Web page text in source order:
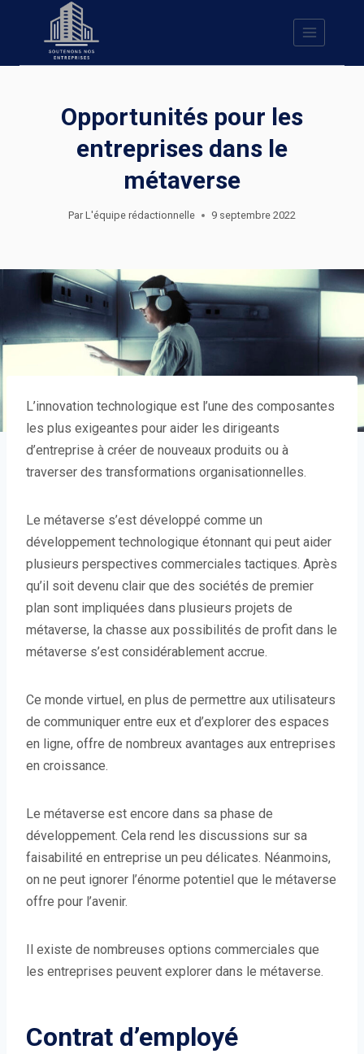
Opportunités pour les
entreprises dans le
métaverse
Par L'équipe rédactionnelle 9 septembre 2022
L’innovation technologique est l’une des composantes
les plus exigeantes pour aider les dirigeants
d’entreprise à créer de nouveaux produits ou à
traverser des transformations organisationnelles.
Le métaverse s’est développé comme un
développement technologique étonnant qui peut aider
plusieurs perspectives commerciales tactiques. Après
qu’il soit devenu clair que des sociétés de premier
plan sont impliquées dans plusieurs projets de
métaverse, la chasse aux possibilités de profit dans le
métaverse s’est considérablement accrue.
Ce monde virtuel, en plus de permettre aux utilisateurs
de communiquer entre eux et d’explorer des espaces
en ligne, offre de nombreux avantages aux entreprises
en croissance.
Le métaverse est encore dans sa phase de
développement. Cela rend les discussions sur sa
faisabilité en entreprise un peu délicates. Néanmoins,
on ne peut ignorer l’énorme potentiel que le métaverse
offre pour l’avenir.
Il existe de nombreuses options commerciales que
les entreprises peuvent explorer dans le métaverse.
Contrat d’employé